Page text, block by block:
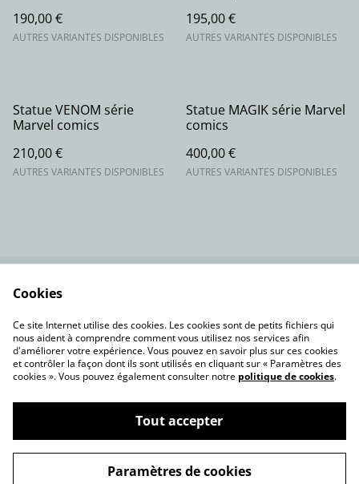
190,00 €
AUTRES VARIANTES DISPONIBLES
195,00 €
AUTRES VARIANTES DISPONIBLES
Statue VENOM série
Marvel comics
210,00 €
AUTRES VARIANTES DISPONIBLES
Statue MAGIK série Marvel
comics
400,00 €
AUTRES VARIANTES DISPONIBLES
Politique de
confidentialité
Politique de cookies
©2026akhprodstudio.com
Cookies
Ce site Internet utilise des cookies. Les cookies sont de petits fichiers qui
nous aident à comprendre comment vous utilisez nos services afin
d'améliorer votre expérience. Vous pouvez en savoir plus sur ces cookies
et contrôler la façon dont ils sont utilisés en cliquant sur « Paramètres des
cookies ». Vous pouvez également consulter notre politique de cookies.
Tout accepter
Paramètres de cookies